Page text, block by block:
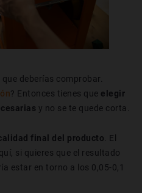
deberías comprobar.
? Entonces tienes que elegir
y no se te quede corta.
final del producto . El
si quieres que el resultado
estar en torno a los 0,05-0,1